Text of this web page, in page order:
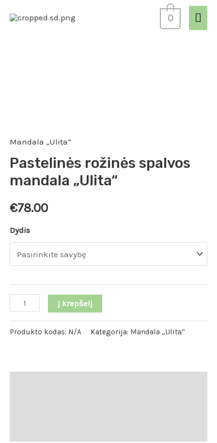
0
Mandala „Ulita“
Pastelinės rožinės spalvos
mandala „Ulita“
€78.00
Dydis
Į krepšelį
Produkto kodas: N/A Kategorija: Mandala „Ulita“